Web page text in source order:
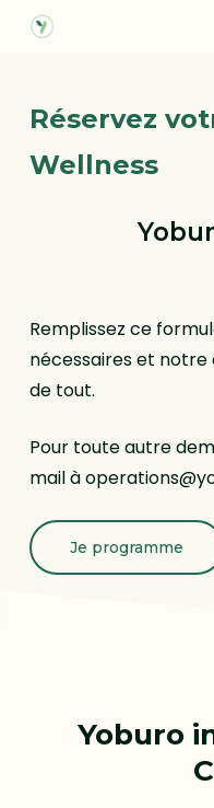
Skip
contentRéservez
Wellness
Remplissez ce
nécessaires et notre
de tout.
Pour toute autre
mail à
Je programme
Yoburo